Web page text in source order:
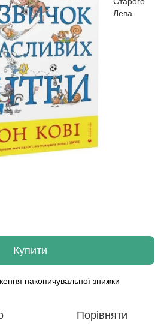
Купити
накопичувальної знижки
Порівняти